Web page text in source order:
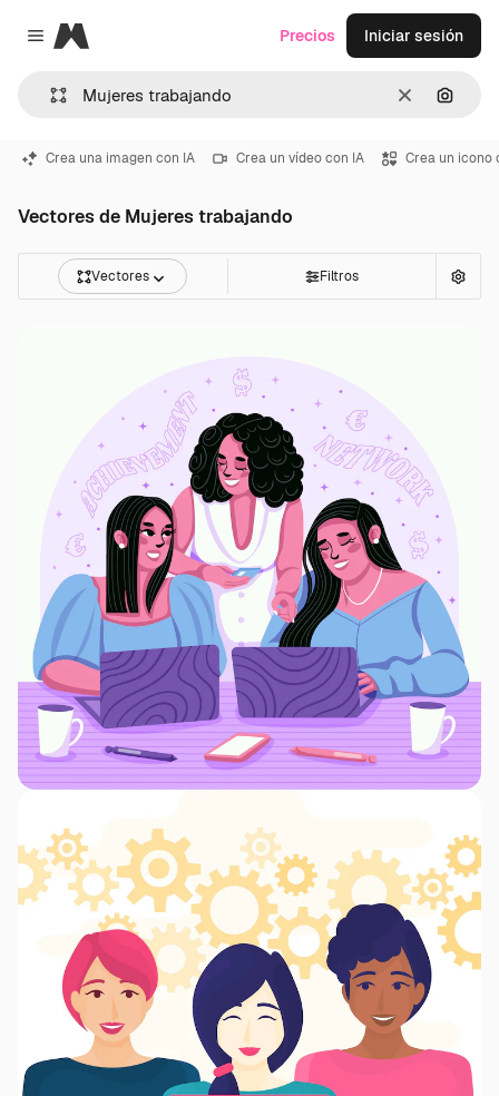
Close menu
Magnific
Borrar
Precios Iniciar sesión
Crea una imagen con IA Crea un vídeo con IA Crea un icono
Vectores de Mujeres trabajando
Vectores Filtros